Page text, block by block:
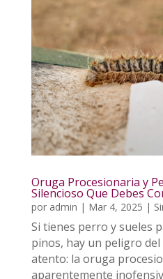
Oruga Procesionaria y
Silencioso Que Debes
por admin | Mar 4, 2025 |
Si tienes perro y sueles
pinos, hay un peligro
atento: la oruga
aparentemente